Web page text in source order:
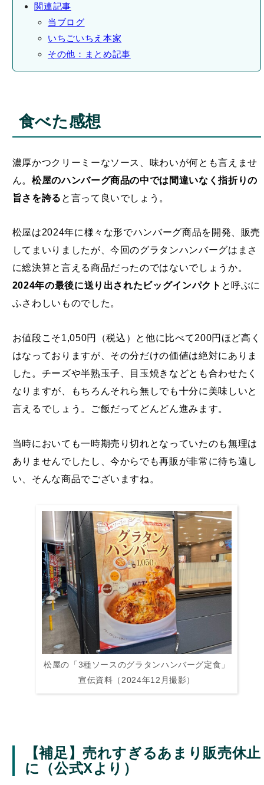
関連記事
当ブログ
いちごいちえ本家
その他：まとめ記事
食べた感想
濃厚かつクリーミーなソース、味わいが何とも言えませ
ん。松屋のハンバーグ商品の中では間違いなく指折りの
旨さを誇る と言って良いでしょう。
松屋は2024年に様々な形でハンバーグ商品を開発、販売
してまいりましたが、今回のグラタンハンバーグはまさ
に総決算と言える商品だったのではないでしょうか。
2024年の最後に送り出されたビッグインパクト と呼ぶに
ふさわしいものでした。
お値段こそ1,050円（税込）と他に比べて200円ほど高く
はなっておりますが、その分だけの価値は絶対にありま
した。チーズや半熟玉子、目玉焼きなどとも合わせたく
なりますが、もちろんそれら無しでも十分に美味しいと
言えるでしょう。ご飯だってどんどん進みます。
当時においても一時期売り切れとなっていたのも無理は
ありませんでしたし、今からでも再販が非常に待ち遠し
い、そんな商品でございますね。
松屋の「3種ソースのグラタンハンバーグ定食」
宣伝資料（2024年12月撮影）
【補足】売れすぎるあまり販売休止
に（公式Xより）